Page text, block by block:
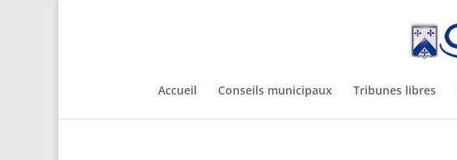
Accueil Conseils municipaux Tribunes libres